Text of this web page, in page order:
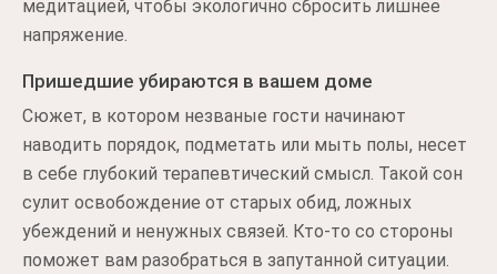
медитацией, чтобы экологично сбросить лишнее
напряжение.
Пришедшие убираются в вашем доме
Сюжет, в котором незваные гости начинают
наводить порядок, подметать или мыть полы, несет
в себе глубокий терапевтический смысл. Такой сон
сулит освобождение от старых обид, ложных
убеждений и ненужных связей. Кто-то со стороны
поможет вам разобраться в запутанной ситуации.